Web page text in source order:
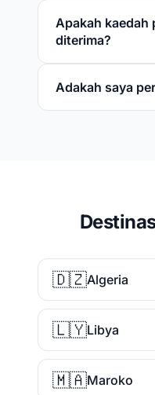
Apakah kaedah
diterima?
Adakah saya
🇩🇿Algeria
🇱🇾Libya
🇲🇦Maroko